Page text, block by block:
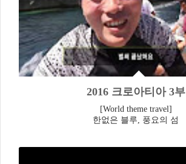
2016 크로아티아 3부
[World theme travel]
한없은 블루, 풍요의 섬